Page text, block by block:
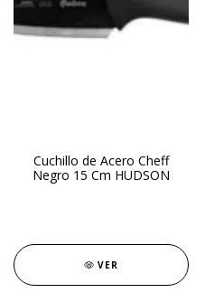
Cuchillo de Acero Cheff
Negro 15 Cm HUDSON
VER